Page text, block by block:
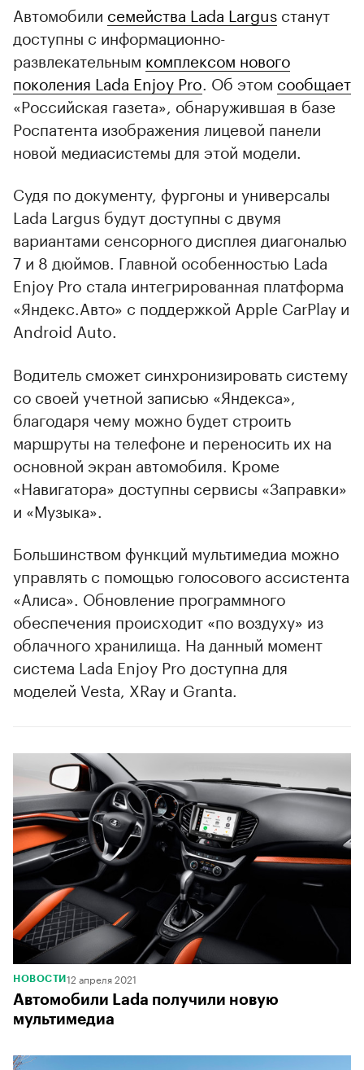
Автомобили семейства Lada Largus станут
доступны с информационно-
развлекательным комплексом нового
поколения Lada Enjoy Pro . Об этом сообщает
«Российская газета», обнаружившая в базе
Роспатента изображения лицевой панели
новой медиасистемы для этой модели.
Судя по документу, фургоны и универсалы
Lada Largus будут доступны с двумя
вариантами сенсорного дисплея диагональю
7 и 8 дюймов. Главной особенностью Lada
Enjoy Pro стала интегрированная платформа
«Яндекс.Авто» с поддержкой Apple CarPlay и
Android Auto.
Водитель сможет синхронизировать систему
со своей учетной записью «Яндекса»,
благодаря чему можно будет строить
маршруты на телефоне и переносить их на
основной экран автомобиля. Кроме
«Навигатора» доступны сервисы «Заправки»
и «Музыка».
Большинством функций мультимедиа можно
управлять с помощью голосового ассистента
«Алиса». Обновление программного
обеспечения происходит «по воздуху» из
облачного хранилища. На данный момент
система Lada Enjoy Pro доступна для
моделей Vesta, XRay и Granta.
НОВОСТИ 12 апреля 2021
Автомобили Lada получили новую
мультимедиа